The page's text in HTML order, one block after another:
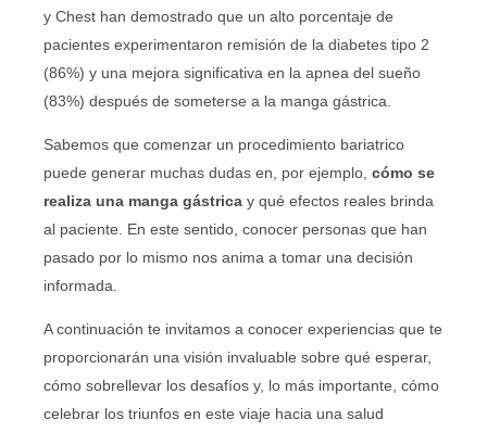
y Chest han demostrado que un alto porcentaje de
pacientes experimentaron remisión de la diabetes tipo 2
(86%) y una mejora significativa en la apnea del sueño
(83%) después de someterse a la manga gástrica.
Sabemos que comenzar un procedimiento bariatrico
puede generar muchas dudas en, por ejemplo, cómo se
realiza una manga gástrica y qué efectos reales brinda
al paciente. En este sentido, conocer personas que han
pasado por lo mismo nos anima a tomar una decisión
informada.
A continuación te invitamos a conocer experiencias que te
proporcionarán una visión invaluable sobre qué esperar,
cómo sobrellevar los desafíos y, lo más importante, cómo
celebrar los triunfos en este viaje hacia una salud